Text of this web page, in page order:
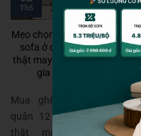
Mẹo chọn màu ghế
sofa ở quận 12
thật may mắn cho
gia chủ
Mua ghế sofa ở
quận 12 sao cho
thật may mắn,
Th5
Số
bán
Th3